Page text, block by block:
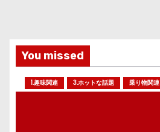
You missed
1.趣味関連 3.ホットな話題 乗り物関連